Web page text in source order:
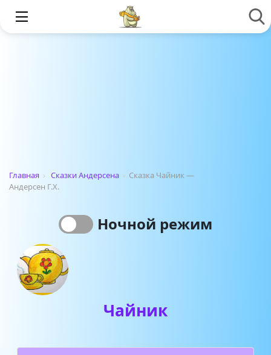
Главная › Сказки Андерсена › Сказка Чайник —
Андерсен Г.Х.
Ночной режим
Чайник